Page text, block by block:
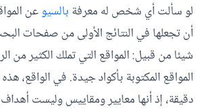
لو سألت أي شخص له معرفة بالسيوعن
أن تجعلها في النتائج الأولى من صفحات
شيئا من قبيل: المواقع التي تملك الكثير من
المواقع المكتوبة بأكواد جيدة. في الواقع،
دقيقة، إذ أنها معايير ومقاييس وليست